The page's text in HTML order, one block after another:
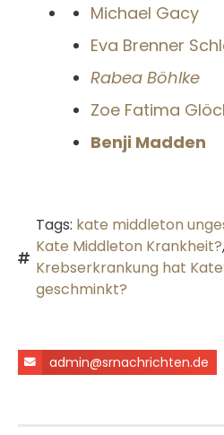
Michael Gacy
Eva Brenner
Rabea Böhlke
Zoe Fatima
Benji Madden
Tags: kate middleton
Kate Middleton Krankheit?,
Krebserkrankung hat
geschminkt?
admin@srnachrichten.de